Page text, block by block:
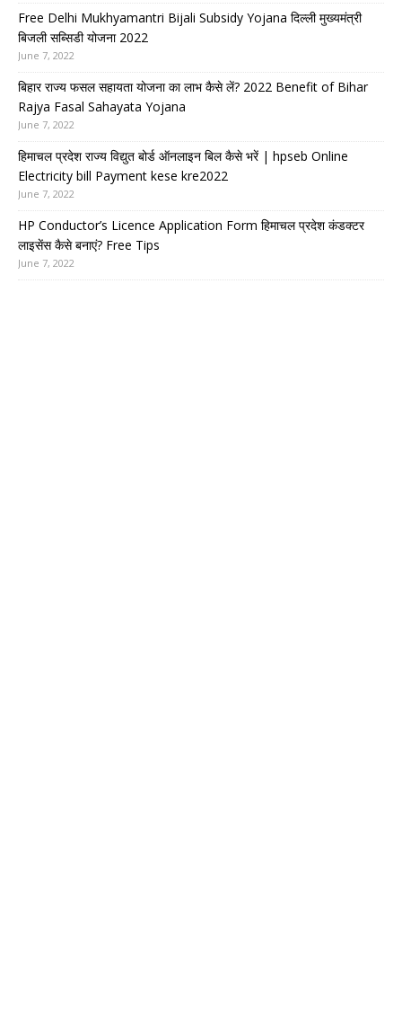
Free Delhi Mukhyamantri Bijali Subsidy Yojana दिल्ली मुख्यमंत्री
बिजली सब्सिडी योजना 2022
June 7, 2022
बिहार राज्य फसल सहायता योजना का लाभ कैसे लें? 2022 Benefit of Bihar
Rajya Fasal Sahayata Yojana
June 7, 2022
हिमाचल प्रदेश राज्य विद्युत बोर्ड ऑनलाइन बिल कैसे भरें | hpseb Online
Electricity bill Payment kese kre2022
June 7, 2022
HP Conductor’s Licence Application Form हिमाचल प्रदेश कंडक्टर
लाइसेंस कैसे बनाएं? Free Tips
June 7, 2022